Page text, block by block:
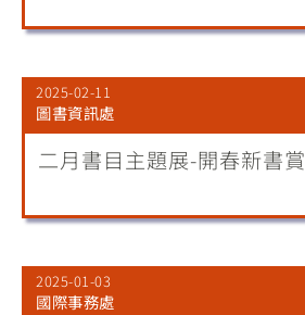
2025-02-11
圖書資訊處
二月書目主題展-開春新書賞
2025-01-03
國際事務處